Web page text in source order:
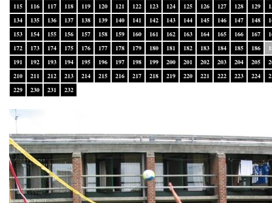
115
116 117 118 119 120 121 122 123 124 125 126 127 128 129
134
135 136 137 138 139 140 141 142 143 144 145 146 147 148
153
154 155 156 157 158 159 160 161 162 163 164 165 166 167
172
173 174 175 176 177 178 179 180 181 182 183 184 185 186
191
192 193 194 195 196 197 198 199 200 201 202 203 204 205
210
211 212 213 214 215 216 217 218 219 220 221 222 223 224
229
230 231 232